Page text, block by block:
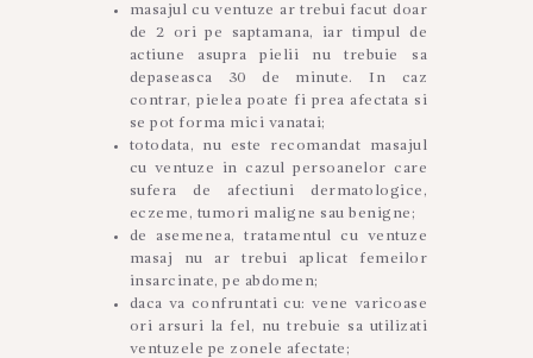
masajul cu ventuze ar trebui facut doar
de 2 ori pe saptamana, iar timpul de
actiune asupra pielii nu trebuie sa
depaseasca 30 de minute. In caz
contrar, pielea poate fi prea afectata si
se pot forma mici vanatai;
totodata, nu este recomandat masajul
cu ventuze in cazul persoanelor care
sufera de afectiuni dermatologice,
eczeme, tumori maligne sau benigne;
de asemenea, tratamentul cu ventuze
masaj nu ar trebui aplicat femeilor
insarcinate, pe abdomen;
daca va confruntati cu: vene varicoase
ori arsuri la fel, nu trebuie sa utilizati
ventuzele pe zonele afectate;